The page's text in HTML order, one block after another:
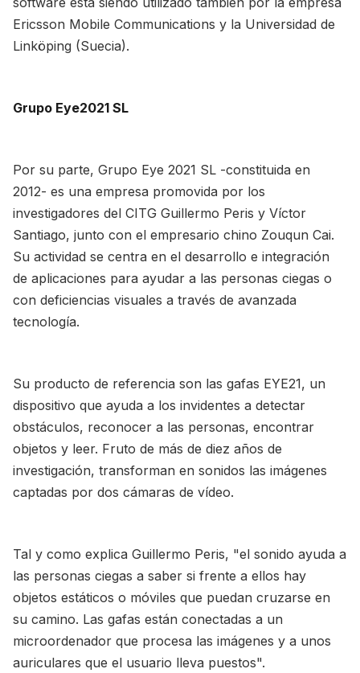
Ericsson Mobile Communications y la Universidad de
Linköping (Suecia).
Grupo Eye2021 SL
Por su parte, Grupo Eye 2021 SL -constituida en
2012- es una empresa promovida por los
investigadores del CITG Guillermo Peris y Víctor
Santiago, junto con el empresario chino Zouqun Cai.
Su actividad se centra en el desarrollo e integración
de aplicaciones para ayudar a las personas ciegas o
con deficiencias visuales a través de avanzada
tecnología.
Su producto de referencia son las gafas EYE21, un
dispositivo que ayuda a los invidentes a detectar
obstáculos, reconocer a las personas, encontrar
objetos y leer. Fruto de más de diez años de
investigación, transforman en sonidos las imágenes
captadas por dos cámaras de vídeo.
Tal y como explica Guillermo Peris, "el sonido ayuda a
las personas ciegas a saber si frente a ellos hay
objetos estáticos o móviles que puedan cruzarse en
su camino. Las gafas están conectadas a un
microordenador que procesa las imágenes y a unos
auriculares que el usuario lleva puestos".